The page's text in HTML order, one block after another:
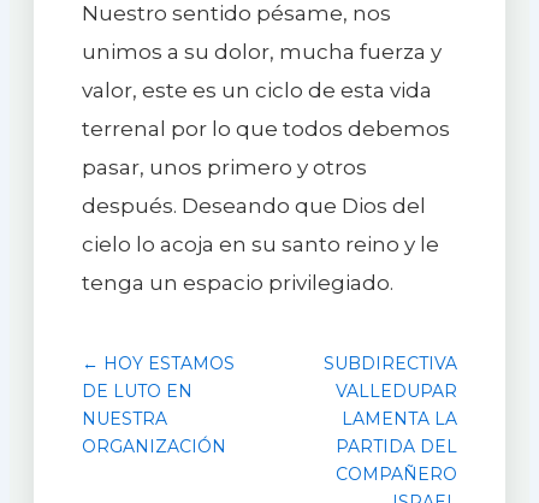
Nuestro sentido pésame, nos
unimos a su dolor, mucha fuerza y
valor, este es un ciclo de esta vida
terrenal por lo que todos debemos
pasar, unos primero y otros
después. Deseando que Dios del
cielo lo acoja en su santo reino y le
tenga un espacio privilegiado.
← HOY ESTAMOS
DE LUTO EN
NUESTRA
ORGANIZACIÓN
SUBDIRECTIVA
VALLEDUPAR
LAMENTA LA
PARTIDA DEL
COMPAÑERO